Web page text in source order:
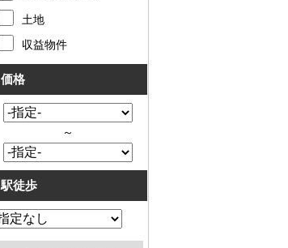
土地
収益物件
価格
～
駅徒歩